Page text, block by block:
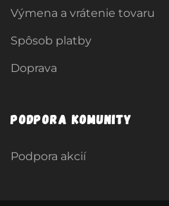
Výmena a vrátenie tovaru
Spôsob platby
Doprava
Podpora komunity
Podpora akcií